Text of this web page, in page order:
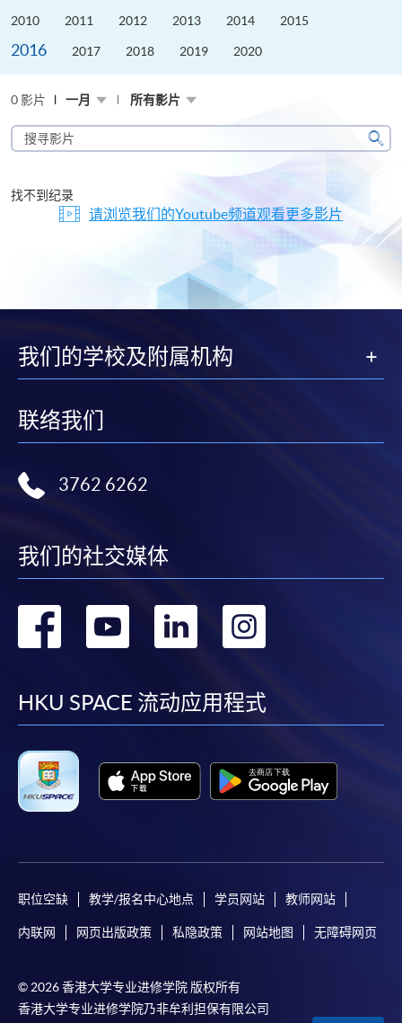
2010 2011 2012 2013 2014 2015
2016 2017 2018 2019 2020
0 影片 一月 所有影片
搜
寻
片
搜
找不到纪录
请浏览我们的Youtube频道观看更多影片
我们的学校及附属机构
联络我们
3762 6262
我们的社交媒体
转
facebook
转
youtube
转
linkedin
转
HKU SPACE 流动应用程式
职位空缺 教学/报名中心地点 学员网站 教师网站
内联网 网页出版政策 私隐政策 网站地图 无障碍网页
© 2026 香港大学专业进修学院 版权所有
香港大学专业进修学院乃非牟利担保有限公司